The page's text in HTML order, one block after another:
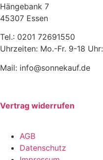
Hängebank 7
45307 Essen
Tel.: 0201 72691550
Uhrzeiten: Mo.-Fr. 9-18 Uhr:
Mail: info@sonnekauf.de
Vertrag widerrufen
AGB
Datenschutz